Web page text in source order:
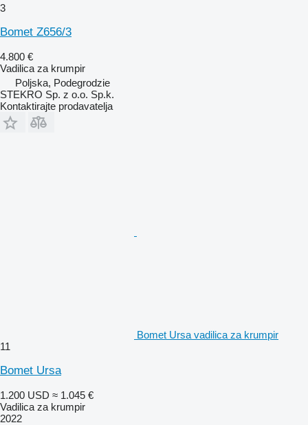
3
Bomet Z656/3
4.800 €
Vadilica za krumpir
Poljska, Podegrodzie
STEKRO Sp. z o.o. Sp.k.
Kontaktirajte prodavatelja
Bomet Ursa vadilica za krumpir
11
Bomet Ursa
1.200 USD ≈ 1.045 €
Vadilica za krumpir
2022